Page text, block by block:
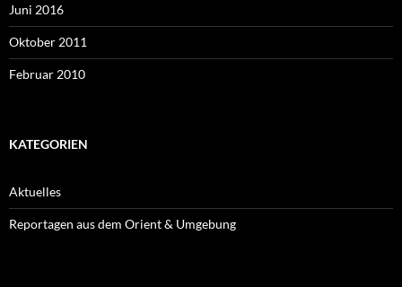
Juni 2016
Oktober 2011
Februar 2010
KATEGORIEN
Aktuelles
Reportagen aus dem Orient & Umgebung